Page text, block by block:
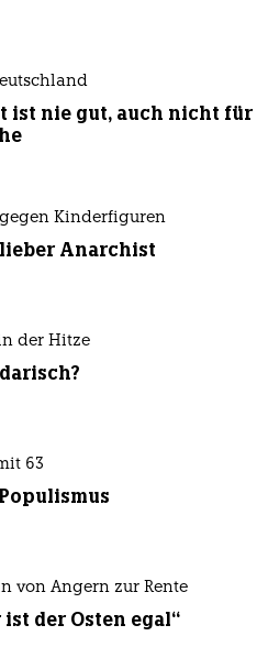
ist nie gut, auch nicht für
Kinderfiguren
Anarchist
der Hitze
63
von Angern zur Rente
ist der Osten egal“